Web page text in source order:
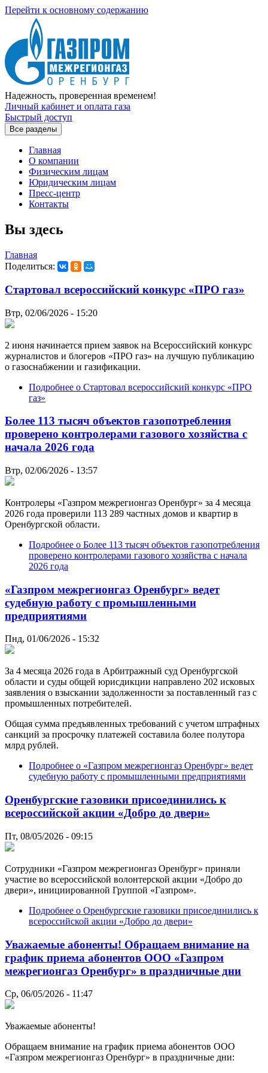
Перейти к основному содержанию
Надежность, проверенная временем!
Личный кабинет и оплата газа
Быстрый доступ
Все разделы
Главная
О компании
Физическим лицам
Юридическим лицам
Пресс-центр
Контакты
Вы здесь
Главная
Поделиться:
Стартовал всероссийский конкурс «ПРО газ»
Втр, 02/06/2026 - 15:20
2 июня начинается прием заявок на Всероссийский конкурс
журналистов и блогеров «ПРО газ» на лучшую публикацию
о газоснабжении и газификации.
Подробнее о Стартовал всероссийский конкурс «ПРО
газ»
Более 113 тысяч объектов газопотребления
проверено контролерами газового хозяйства с
начала 2026 года
Втр, 02/06/2026 - 13:57
Контролеры «Газпром межрегионгаз Оренбург» за 4 месяца
2026 года проверили 113 289 частных домов и квартир в
Оренбургской области.
Подробнее о Более 113 тысяч объектов газопотребления
проверено контролерами газового хозяйства с начала
2026 года
«Газпром межрегионгаз Оренбург» ведет
судебную работу с промышленными
предприятиями
Пнд, 01/06/2026 - 15:32
За 4 месяца 2026 года в Арбитражный суд Оренбургской
области и суды общей юрисдикции направлено 202 исковых
заявления о взыскании задолженности за поставленный газ с
промышленных потребителей.
Общая сумма предъявленных требований с учетом штрафных
санкций за просрочку платежей составила более полутора
млрд рублей.
Подробнее о «Газпром межрегионгаз Оренбург» ведет
судебную работу с промышленными предприятиями
Оренбургские газовики присоединились к
всероссийской акции «Добро до двери»
Пт, 08/05/2026 - 09:15
Сотрудники «Газпром межрегионгаз Оренбург» приняли
участие во всероссийской волонтерской акции «Добро до
двери», инициированной Группой «Газпром».
Подробнее о Оренбургские газовики присоединились к
всероссийской акции «Добро до двери»
Уважаемые абоненты! Обращаем внимание на
график приема абонентов ООО «Газпром
межрегионгаз Оренбург» в праздничные дни
Ср, 06/05/2026 - 11:47
Уважаемые абоненты!
Обращаем внимание на график приема абонентов ООО
«Газпром межрегионгаз Оренбург» в праздничные дни: